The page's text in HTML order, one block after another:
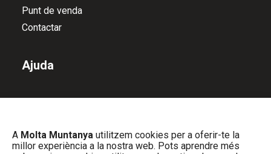
A Molta Muntanya utilitzem cookies per a oferir-te la
millor experiència a la nostra web. Pots aprendre més
Punt de venda
Contactar
Ajuda
Política de cookies